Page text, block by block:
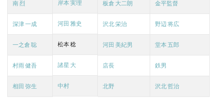
南 烈 岸本 実理 板倉 大二朗 金平監督
深津 一成 河田 雅史 沢北 栄治 野辺 将広
一之倉 聡 松本 稔 河田 美紀男 堂本 五郎
村雨 健吾 諸星 大 店長 鉄男
相田 弥生 中村 北野 沢北 哲治